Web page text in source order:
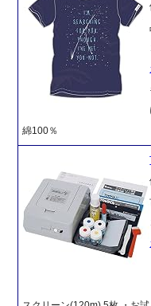
綿100％